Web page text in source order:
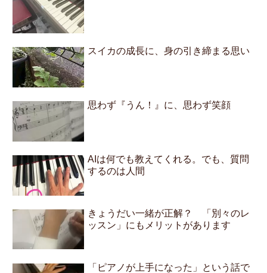
スイカの成長に、身の引き締まる思い
思わず『うん！』に、思わず笑顔
AIは何でも教えてくれる。でも、質問
するのは人間
きょうだい一緒が正解？ 「別々のレ
ッスン」にもメリットがあります
「ピアノが上手になった」という話で